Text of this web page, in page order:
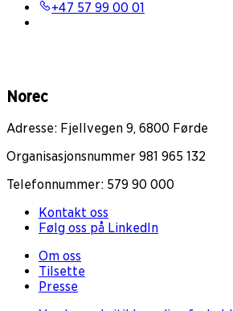
+47 57 99 00 01
Norec
Adresse: Fjellvegen 9, 6800 Førde
Organisasjonsnummer 981 965 132
Telefonnummer: 579 90 000
Kontakt oss
Følg oss på LinkedIn
Om oss
Tilsette
Presse